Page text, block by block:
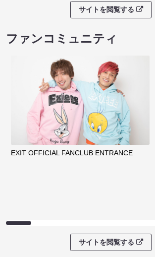
サイトを閲覧する
ファンコミュニティ
EXIT OFFICIAL FANCLUB ENTRANCE
サイトを閲覧する